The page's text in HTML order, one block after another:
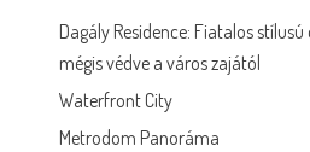
Dagály Residence: Fiatalos
mégis védve a város zajától
Waterfront City
Metrodom Panoráma